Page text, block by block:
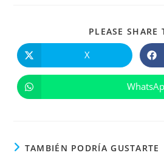
PLEASE SHARE
abre
en
ventana
X
Se
abre
TAMBIÉN PODRÍA GUSTARTE